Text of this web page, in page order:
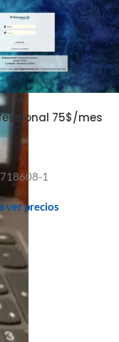
75$/mes
1
ver precios